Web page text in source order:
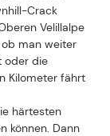
Crack
Velillalpe
man weiter
oder die
Kilometer fährt
härtesten
können. Dann